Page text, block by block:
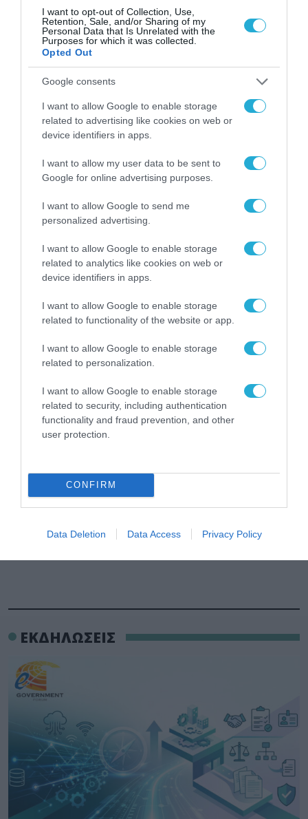
I want to opt-out of Collection, Use,
Retention, Sale, and/or Sharing of my
Personal Data that Is Unrelated with the
Purposes for which it was collected.
Opted Out
Google consents
I want to allow Google to enable storage
related to advertising like cookies on web or
device identifiers in apps.
I want to allow my user data to be sent to
Google for online advertising purposes.
I want to allow Google to send me
personalized advertising.
I want to allow Google to enable storage
related to analytics like cookies on web or
device identifiers in apps.
I want to allow Google to enable storage
related to functionality of the website or app.
I want to allow Google to enable storage
related to personalization.
I want to allow Google to enable storage
related to security, including authentication
functionality and fraud prevention, and other
user protection.
CONFIRM
Data Deletion Data Access Privacy Policy
Το χρηματοδοτούμενο
από την ΕΕ έργο “The
Gaming Police”
ενισχύει την ασφάλεια
των παιδιών στο
διαδίκτυο
31.07.2026
ΑΑΔΕ: Διευκρινίσεις
για τα πρόστιμα σε
παραβάσεις που
αφορούν τους ΦΗΜ
31.07.2026
Σ. Καλαφάτης: «Η
Τεχνητή Νοημοσύνη
νέα τεχνολογία, είναι
μια νέα βιομηχανική
επανάσταση»
31.07.2026
Νέος οδηγός του ΕΚΤ
για τη χρηματοδότηση
των ελληνικών
επιχειρήσεων στον
Η πιο ταξιδιάρικη
καλοκαιριού έχει την
υπογραφή της Xiaomi
31.07.2026
ΟΛΗ Η ΡΟΗ ΕΙΔΗΣΕΩΝ
ΕΚΔΗΛΩΣΕΙΣ